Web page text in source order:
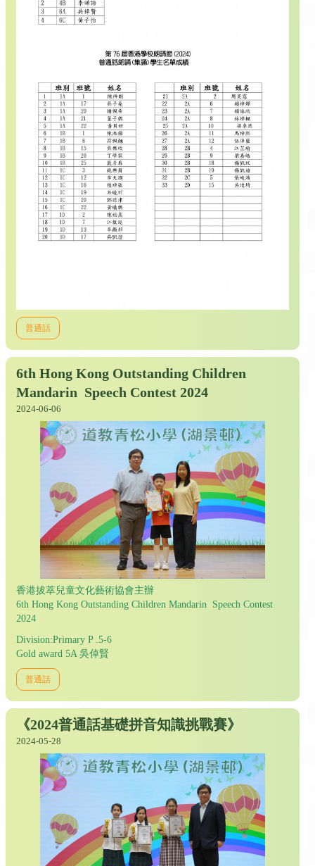
普通話
6th Hong Kong Outstanding Children
Mandarin Speech Contest 2024
2024-06-06
香港拔萃兒童文化藝術協會主辦
6th Hong Kong Outstanding Children Mandarin Speech Contest
2024
Division:Primary P .5-6
Gold award 5A 吳倬賢
普通話
《2024普通話基礎拼音知識挑戰賽》
2024-05-28